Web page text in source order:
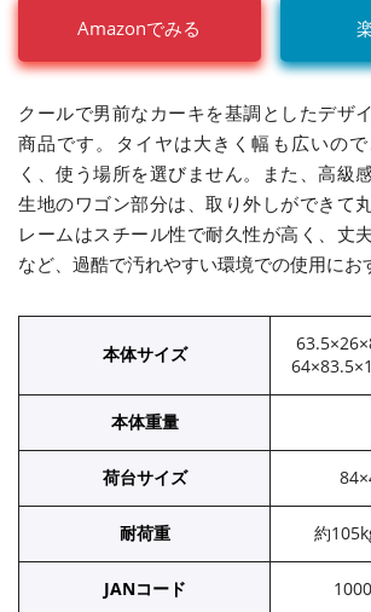
Amazonでみる
クールで男前なカーキを基調としたデザ
商品です。タイヤは大きく幅も広いの
く、使う場所を選びません。また、高級
生地のワゴン部分は、取り外しができて
レームはスチール性で耐久性が高く、丈
など、過酷で汚れやすい環境での使用にお
本体サイズ
本体重量
荷台サイズ
耐荷重 約
JANコード